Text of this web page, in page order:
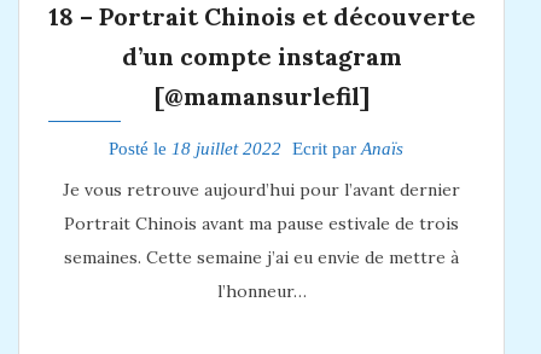
18 – Portrait Chinois et découverte
d’un compte instagram
[@mamansurlefil]
Posté le 18 juillet 2022 Ecrit parAnaïs
Je vous retrouve aujourd’hui pour l’avant dernier
Portrait Chinois avant ma pause estivale de trois
semaines. Cette semaine j’ai eu envie de mettre à
l’honneur…